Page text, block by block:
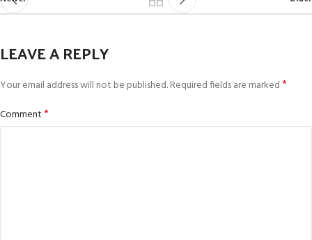
LEAVE A REPLY
Your email address will not be published.Required fields are marked*
Comment*